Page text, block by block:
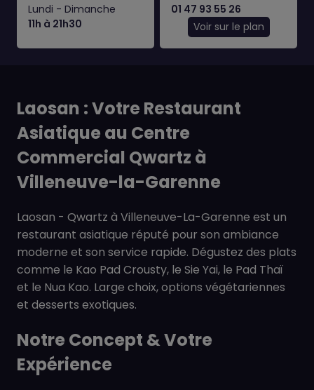
Lundi - Dimanche
11h à 21h30
01 47 93 55 26
Voir sur le plan
Laosan : Votre Restaurant
Asiatique au Centre
Commercial Qwartz à
Villeneuve-la-Garenne
Laosan - Qwartz à Villeneuve-La-Garenne est un
restaurant asiatique réputé pour son ambiance
moderne et son service rapide. Dégustez des plats
comme le Kao Pad Crousty, le Sie Yai, le Pad Thaï
et le Nua Kao. Large choix, options végétariennes
et desserts exotiques.
Notre Concept & Votre
Expérience